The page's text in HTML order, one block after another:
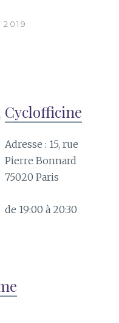
Cyclofficine
Adresse : 15, rue
Pierre Bonnard
75020 Paris
de 19:00 à 20:30